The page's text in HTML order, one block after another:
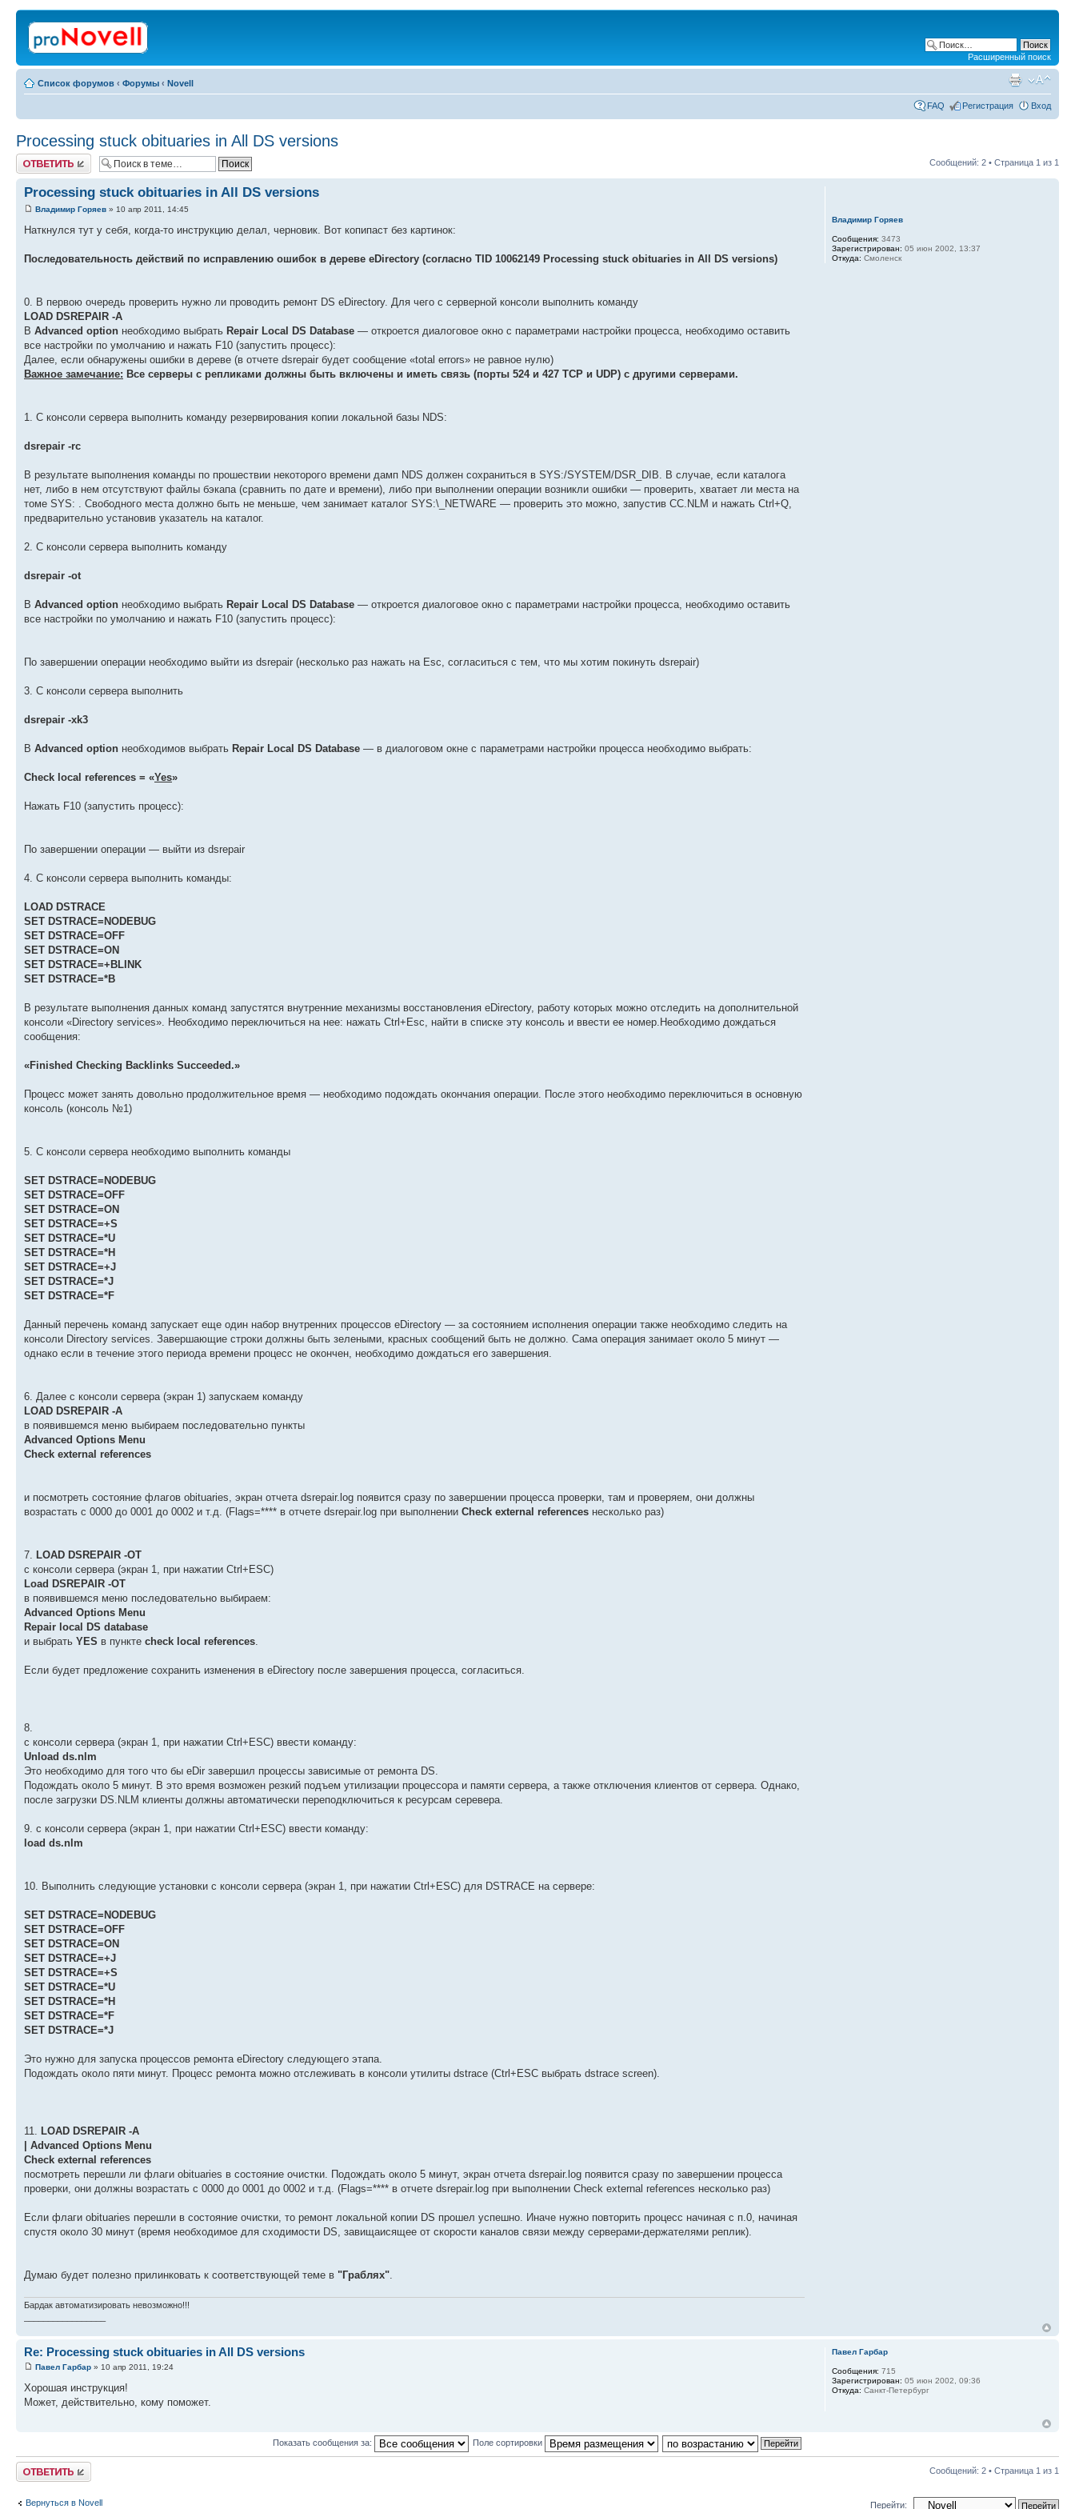
Расширенный поиск
Список форумов ‹ Форумы ‹ Novell
FAQ Регистрация Вход
Processing stuck obituaries in All DS versions
Ответить Сообщений: 2 • Страница 1 из 1
Processing stuck obituaries in All DS versions
Владимир Горяев » 10 апр 2011, 14:45
Наткнулся тут у себя, когда-то инструкцию делал, черновик. Вот копипаст без картинок:
Последовательность действий по исправлению ошибок в дереве eDirectory (согласно TID 10062149 Processing stuck obituaries in All DS versions)
0. В первою очередь проверить нужно ли проводить ремонт DS eDirectory. Для чего с серверной консоли выполнить команду
LOAD DSREPAIR -A
В Advanced option необходимо выбрать Repair Local DS Database — откроется диалоговое окно с параметрами настройки процесса, необходимо оставить
все настройки по умолчанию и нажать F10 (запустить процесс):
Далее, если обнаружены ошибки в дереве (в отчете dsrepair будет сообщение «total errors» не равное нулю)
Важное замечание: Все серверы с репликами должны быть включены и иметь связь (порты 524 и 427 TCP и UDP) с другими серверами.
1. С консоли сервера выполнить команду резервирования копии локальной базы NDS:
dsrepair -rc
В результате выполнения команды по прошествии некоторого времени дамп NDS должен сохраниться в SYS:/SYSTEM/DSR_DIB. В случае, если каталога
нет, либо в нем отсутствуют файлы бэкапа (сравнить по дате и времени), либо при выполнении операции возникли ошибки — проверить, хватает ли места на
томе SYS: . Свободного места должно быть не меньше, чем занимает каталог SYS:\_NETWARE — проверить это можно, запустив CC.NLM и нажать Ctrl+Q,
предварительно установив указатель на каталог.
2. С консоли сервера выполнить команду
dsrepair -ot
В Advanced option необходимо выбрать Repair Local DS Database — откроется диалоговое окно с параметрами настройки процесса, необходимо оставить
все настройки по умолчанию и нажать F10 (запустить процесс):
По завершении операции необходимо выйти из dsrepair (несколько раз нажать на Esc, согласиться с тем, что мы хотим покинуть dsrepair)
3. С консоли сервера выполнить
dsrepair -xk3
В Advanced option необходимов выбрать Repair Local DS Database — в диалоговом окне с параметрами настройки процесса необходимо выбрать:
Check local references = «Yes»
Нажать F10 (запустить процесс):
По завершении операции — выйти из dsrepair
4. С консоли сервера выполнить команды:
LOAD DSTRACE
SET DSTRACE=NODEBUG
SET DSTRACE=OFF
SET DSTRACE=ON
SET DSTRACE=+BLINK
SET DSTRACE=*B
В результате выполнения данных команд запустятся внутренние механизмы восстановления eDirectory, работу которых можно отследить на дополнительной
консоли «Directory services». Необходимо переключиться на нее: нажать Ctrl+Esc, найти в списке эту консоль и ввести ее номер.Необходимо дождаться
сообщения:
«Finished Checking Backlinks Succeeded.»
Процесс может занять довольно продолжительное время — необходимо подождать окончания операции. После этого необходимо переключиться в основную
консоль (консоль №1)
5. С консоли сервера необходимо выполнить команды
SET DSTRACE=NODEBUG
SET DSTRACE=OFF
SET DSTRACE=ON
SET DSTRACE=+S
SET DSTRACE=*U
SET DSTRACE=*H
SET DSTRACE=+J
SET DSTRACE=*J
SET DSTRACE=*F
Данный перечень команд запускает еще один набор внутренних процессов eDirectory — за состоянием исполнения операции также необходимо следить на
консоли Directory services. Завершающие строки должны быть зелеными, красных сообщений быть не должно. Сама операция занимает около 5 минут —
однако если в течение этого периода времени процесс не окончен, необходимо дождаться его завершения.
6. Далее с консоли сервера (экран 1) запускаем команду
LOAD DSREPAIR -A
в появившемся меню выбираем последовательно пункты
Advanced Options Menu
Check external references
и посмотреть состояние флагов obituaries, экран отчета dsrepair.log появится сразу по завершении процесса проверки, там и проверяем, они должны
возрастать с 0000 до 0001 до 0002 и т.д. (Flags=**** в отчете dsrepair.log при выполнении Check external references несколько раз)
7. LOAD DSREPAIR -OT
с консоли сервера (экран 1, при нажатии Ctrl+ESC)
Load DSREPAIR -OT
в появившемся меню последовательно выбираем:
Advanced Options Menu
Repair local DS database
и выбрать YES в пункте check local references.
Если будет предложение сохранить изменения в eDirectory после завершения процесса, согласиться.
8.
с консоли сервера (экран 1, при нажатии Ctrl+ESC) ввести команду:
Unload ds.nlm
Это необходимо для того что бы eDir завершил процессы зависимые от ремонта DS.
Подождать около 5 минут. В это время возможен резкий подъем утилизации процессора и памяти сервера, а также отключения клиентов от сервера. Однако,
после загрузки DS.NLM клиенты должны автоматически переподключиться к ресурсам серевера.
9. с консоли сервера (экран 1, при нажатии Ctrl+ESC) ввести команду:
load ds.nlm
10. Выполнить следующие установки с консоли сервера (экран 1, при нажатии Ctrl+ESC) для DSTRACE на сервере:
SET DSTRACE=NODEBUG
SET DSTRACE=OFF
SET DSTRACE=ON
SET DSTRACE=+J
SET DSTRACE=+S
SET DSTRACE=*U
SET DSTRACE=*H
SET DSTRACE=*F
SET DSTRACE=*J
Это нужно для запуска процессов ремонта eDirectory следующего этапа.
Подождать около пяти минут. Процесс ремонта можно отслеживать в консоли утилиты dstrace (Ctrl+ESC выбрать dstrace screen).
11. LOAD DSREPAIR -A
| Advanced Options Menu
Check external references
посмотреть перешли ли флаги obituaries в состояние очистки. Подождать около 5 минут, экран отчета dsrepair.log появится сразу по завершении процесса
проверки, они должны возрастать с 0000 до 0001 до 0002 и т.д. (Flags=**** в отчете dsrepair.log при выполнении Check external references несколько раз)
Если флаги obituaries перешли в состояние очистки, то ремонт локальной копии DS прошел успешно. Иначе нужно повторить процесс начиная с п.0, начиная
спустя около 30 минут (время необходимое для сходимости DS, завищаисящее от скорости каналов связи между серверами-держателями реплик).
Думаю будет полезно прилинковать к соответствующей теме в "Граблях".
Бардак автоматизировать невозможно!!!
Владимир Горяев
Сообщения: 3473
Зарегистрирован: 05 июн 2002, 13:37
Откуда: Смоленск
Re: Processing stuck obituaries in All DS versions
Павел Гарбар » 10 апр 2011, 19:24
Хорошая инструкция!
Может, действительно, кому поможет.
Павел Гарбар
Сообщения: 715
Зарегистрирован: 05 июн 2002, 09:36
Откуда: Санкт-Петербург
Показать сообщения за: Поле сортировки
Ответить Сообщений: 2 • Страница 1 из 1
Вернуться в Novell Перейти: